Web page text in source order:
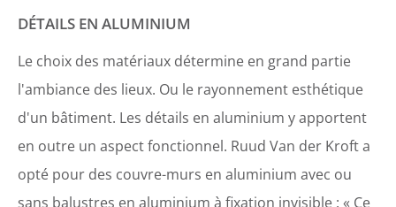
DÉTAILS EN ALUMINIUM
Le choix des matériaux détermine en grand partie
l'ambiance des lieux. Ou le rayonnement esthétique
d'un bâtiment. Les détails en aluminium y apportent
en outre un aspect fonctionnel. Ruud Van der Kroft a
opté pour des couvre-murs en aluminium avec ou
sans balustres en aluminium à fixation invisible : « Ce